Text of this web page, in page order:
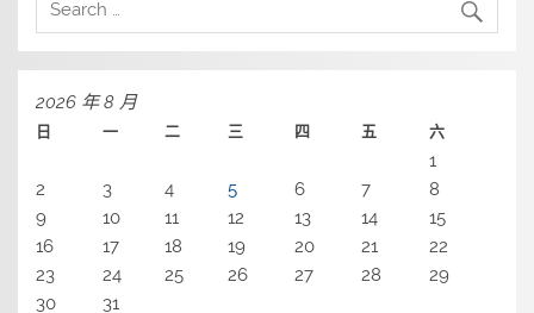
2026 年 8 月
日 一 二 三 四 五 六
1
2
3 4 5 6 7
8
9
10 11 12 13 14
15
16
17 18 19 20 21
22
23
24 25 26 27 28
29
30
31